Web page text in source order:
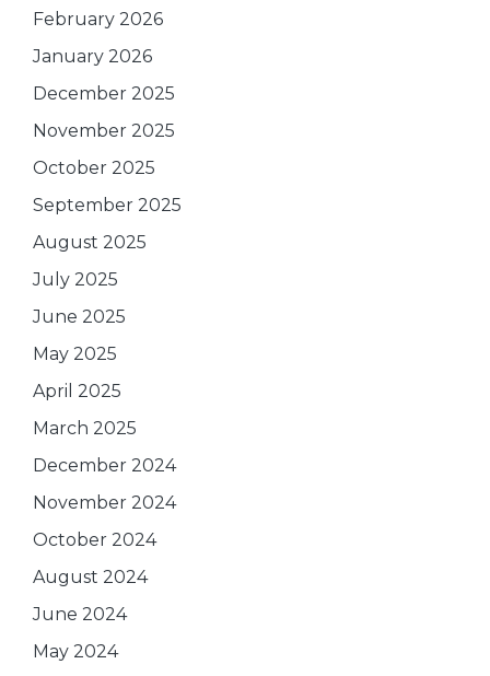
February 2026
January 2026
December 2025
November 2025
October 2025
September 2025
August 2025
July 2025
June 2025
May 2025
April 2025
March 2025
December 2024
November 2024
October 2024
August 2024
June 2024
May 2024